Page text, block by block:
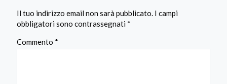
Il tuo indirizzo email non sarà pubblicato. I campi
obbligatori sono contrassegnati *
Commento *